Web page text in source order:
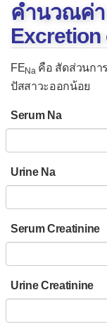
FE
FEPi
คะเน
คำนวณค่า
Excretion
FENa คือ สัดส่วนกา
ปัสสาวะออกน้อย
Serum Na
Urine Na
Serum Creatinine
Urine Creatinine